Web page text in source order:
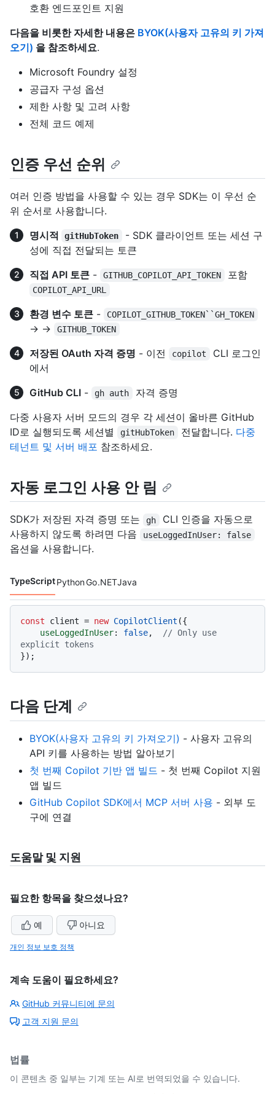
호환 엔드포인트 지원
다음을 비롯한 자세한 내용은 BYOK(사용자 고유의 키 가져
오기) 을 참조하세요.
Microsoft Foundry 설정
공급자 구성 옵션
제한 사항 및 고려 사항
전체 코드 예제
인증 우선 순위
여러 인증 방법을 사용할 수 있는 경우 SDK는 이 우선 순
위 순서로 사용합니다.
명시적
gitHubToken
- SDK 클라이언트 또는 세션 구
성에 직접 전달되는 토큰
직접 API 토큰 - GITHUB_COPILOT_API_TOKEN 포함
COPILOT_API_URL
환경 변수 토큰 - COPILOT_GITHUB_TOKEN``GH_TOKEN
→ → GITHUB_TOKEN
저장된 OAuth 자격 증명 - 이전 copilot
CLI 로그인
에서
GitHub CLI - gh auth
자격 증명
다중 사용자 서버 모드의 경우 각 세션이 올바른 GitHub
ID로 실행되도록 세션별
gitHubToken 전달합니다. 다중
테넌트 및 서버 배포 참조하세요.
자동 로그인 사용 안 림
SDK가 저장된 자격 증명 또는 gh
CLI 인증을 자동으로
사용하지 않도록 하려면 다음
useLoggedInUser: false
옵션을 사용합니다.
코드 언어 navigation
TypeScriptPythonGo.NETJava
const client = new CopilotClient ({
useLoggedInUser: false, // Only use
explicit tokens
다음 단계
BYOK(사용자 고유의 키 가져오기) - 사용자 고유의
API 키를 사용하는 방법 알아보기
첫 번째 Copilot 기반 앱 빌드 - 첫 번째 Copilot 지원
앱 빌드
GitHub Copilot SDK에서 MCP 서버 사용 - 외부 도
구에 연결
도움말 및 지원
필요한 항목을 찾으셨나요?
예 아니요
개인 정보 보호 정책
계속 도움이 필요하세요?
GitHub 커뮤니티에 문의
고객 지원 문의
법률
이 콘텐츠 중 일부는 기계 또는 AI로 번역되었을 수 있습니다.